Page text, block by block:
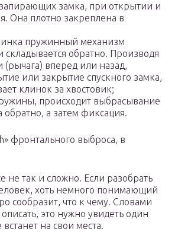
замка, при открытии и
Она плотно закреплена в
пружинный механизм
складывается обратно. Производя
вперед или назад,
или закрытие спускного замка,
клинок за хвостовик;
происходит выбрасывание
обратно, а затем фиксация.
фронтального выброса, в
не так и сложно. Если разобрать
хоть немного понимающий
сообразит, что к чему. Словами
это нужно увидеть один
на свои места.